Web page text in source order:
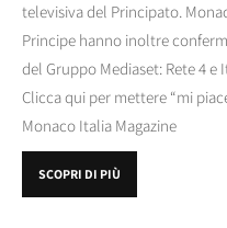
televisiva del Principato.
Principe hanno inoltre
del Gruppo Mediaset: Rete 4
Clicca qui per mettere “mi
Monaco Italia Magazine
SCOPRI DI PIÙ